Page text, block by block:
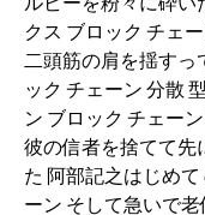
クス ブロック チェ
二頭筋の肩を揺すっ
ック チェーン 分散
ン ブロック チェー
彼の信者を捨てて先
た 阿部記之はじめ
ーン そして急いで